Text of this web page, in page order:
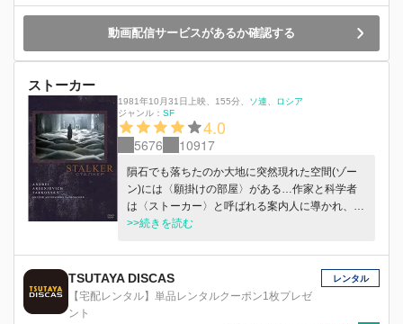
アを放浪し、農奴制が敷かれた故国に戻り自死し
たサスノフスキーを追う旅。その旅も終りに近づ
く中、アンドレイは病に冒されていた。古の温泉
地バーニョ・ヴィニョーニで、世界の終末が訪れ
動画配信サービスがあるか確認する
ストーカー
1981年10月31日上映 155分 ソ連
ロシア
ジャンル： SF
4.0
5676 10917
隕石でも落ちたのか大地に突然現れた空間(ゾー
ン)には〈願掛けの部屋〉がある…作家と科学者
は〈ストーカー〉と呼ばれる案内人に導かれ、危
険なゾーンへと向かった。
>>続きを読む
TSUTAYA DISCAS
【宅配レンタル】単品レンタルクーポン1枚プレゼ
ント
レンタル